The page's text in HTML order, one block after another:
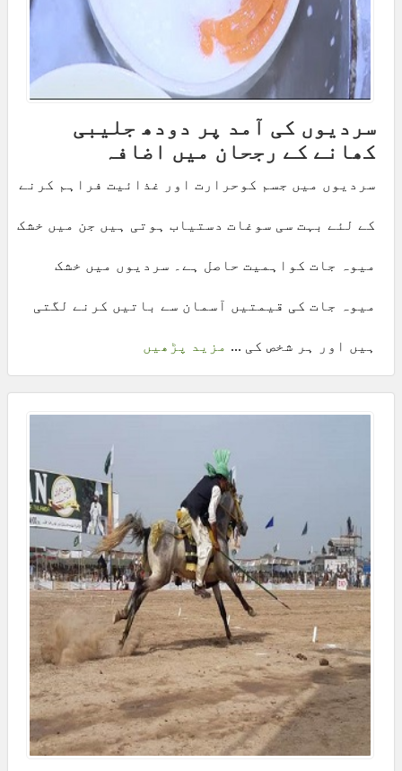
سردیوں کی آمد پر دودھ جلیبی
کھانے کے رجحان میں اضافہ
سردیوں میں جسم کوحرارت اور غذائیت فراہم کرنے
کے لئے بہت سی سوغات دستیاب ہوتی ہیں جن میں خشک
میوہ جات کواہمیت حاصل ہے۔ سردیوں میں خشک
میوہ جات کی قیمتیں آسمان سے باتیں کرنے لگتی
ہیں اور ہر شخص کی ... مزید پڑھیں